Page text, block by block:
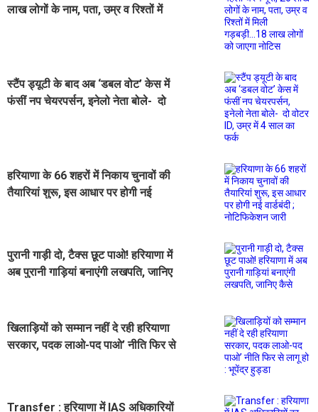
लाख लोगों के नाम, पता, उम्र व रिश्तों में
स्टैंप ड्यूटी के बाद अब ‘डबल वोट’ केस में
फंसीं नप चेयरपर्सन, इनेलो नेता बोले- दो
हरियाणा के 66 शहरों में निकाय चुनावों की
तैयारियां शुरू, इस आधार पर होगी नई
पुरानी गाड़ी दो, टैक्स छूट पाओ! हरियाणा में
अब पुरानी गाड़ियां बनाएंगी लखपति, जानिए
खिलाड़ियों को सम्मान नहीं दे रही हरियाणा
सरकार, पदक लाओ-पद पाओ’ नीति फिर से
Transfer : हरियाणा में IAS अधिकारियों